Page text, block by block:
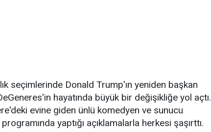
seçimlerinde Donald Trump'ın yeniden başkan
hayatında büyük bir değişikliğe yol açtı.
evine giden ünlü komedyen ve sunucu
yaptığı açıklamalarla herkesi şaşırttı.